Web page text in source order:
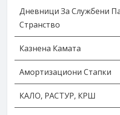
Дневници За Службени
Странство
Казнена Камата
Амортизациони Стапки
КАЛО, РАСТУР, КРШ